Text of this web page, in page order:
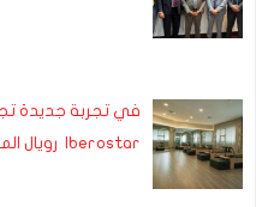
في تجربة جديدة
Iberostar رويال المنصور المهدية يطلق Pila…